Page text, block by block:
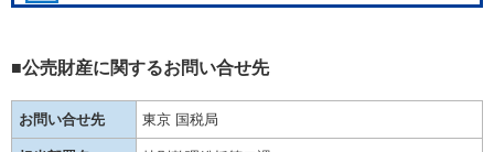
■公売財産に関するお問い合せ先
お問い合せ先 東京 国税局